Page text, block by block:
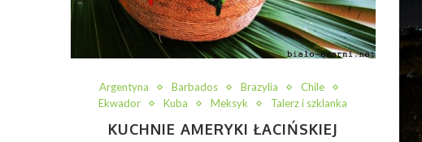
Argentyna Barbados Brazylia
Chile
Ekwador
Kuba Meksyk Talerz i szklanka
KUCHNIE AMERYKI ŁACIŃSKIEJ